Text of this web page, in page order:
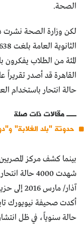
الصحة.
لكن وزارة الصحة نشرت
المئة من الطلاب يفكرون
حالة انتحار باستخدام
مقالات ذات صلة
حدوتة "بلد الغلابة"
بينما كشف مركز
شهدت 4000